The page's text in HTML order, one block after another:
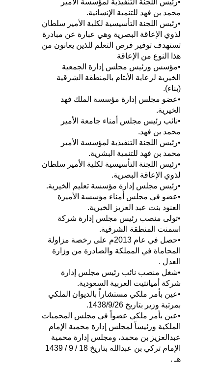
•رئيس اللجنة التنفيذية لمؤسسة الأمير
محمد بن فهد للتنمية الإنسانية.
•رئيس اللجنة التأسيسية لكلية الأمير سلطان
لذوي الإعاقة البصرية وهي عبارة عن مبادرة
تستهدف توفير فرص التعلم للذين يعانون من
هذا النوع من الإعاقة
•مؤسس ورئيس مجلس إدارة الجمعية
الخيرية لرعاية الأيتام بالمنطقة الشرقية
(بناء).
•عضو مجلس إدارة مؤسسة الملك فهد
الخيرية.
•نائب رئيس مجلس أمناء جامعة الأمير
محمد بن فهد.
•رئيس اللجنة التنفيذية لمؤسسة الأمير
محمد بن فهد للتنمية البشرية.
•رئيس اللجنة التأسيسية لكلية الأمير سلطان
لذوي الإعاقة البصرية.
•رئيس مجلس إدارة مؤسسة تعليم الخيرية.
•عضو في مجلس أمناء مؤسسة الأميرة
العنود بنت عبد العزيز الخيرية.
•تولى منصب رئيس مجلس إدارة شركة
اسمنت المنطقة الشرقية.
•حصل في عام 2013م على رخصة مزاولة
المحاماة في المملكة والصادرة من وزارة
العدل .
•شغل منصب نائب رئيس مجلس إدارة
شركة أميانتيت العربية السعودية.
•عين بأمر ملكي مستشاراً بالديوان الملكي
بمرتبة وزير بتاريخ 1438/9/26.
•عين بأمر ملكي عضواً في مجلس المحميات
الملكية ورئيساً لمجلس إدارة محمية الإمام
عبدالعزيز بن محمد، ومجلس إدارة محمية
الإمام تركي بن عبدالله بتاريخ 18 / 9 / 1439
هـ .